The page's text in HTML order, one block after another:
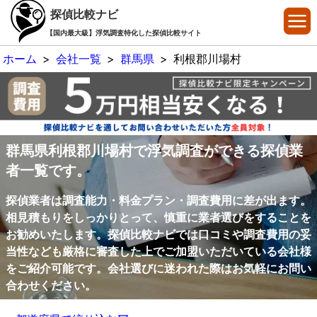
探偵比較ナビ
【国内最大級】浮気調査特化した探偵比較サイト
ホーム > 会社一覧 > 群馬県 > 利根郡川場村
群馬県利根郡川場村で浮気調査ができる探偵業
者一覧です。
探偵業者は調査能力・料金プラン・調査費用に差が出ます。
相見積もりをしっかりとって、慎重に業者選びをすることを
お勧めいたします。探偵比較ナビでは口コミや調査費用の妥
当性なども厳格に審査した上でご加盟いただいている会社様
をご紹介可能です。会社選びに迷われた際はお気軽にお問い
合わせください。